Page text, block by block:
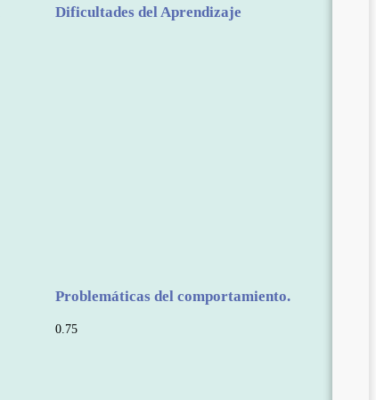
Dificultades del Aprendizaje
Problemáticas del comportamiento.